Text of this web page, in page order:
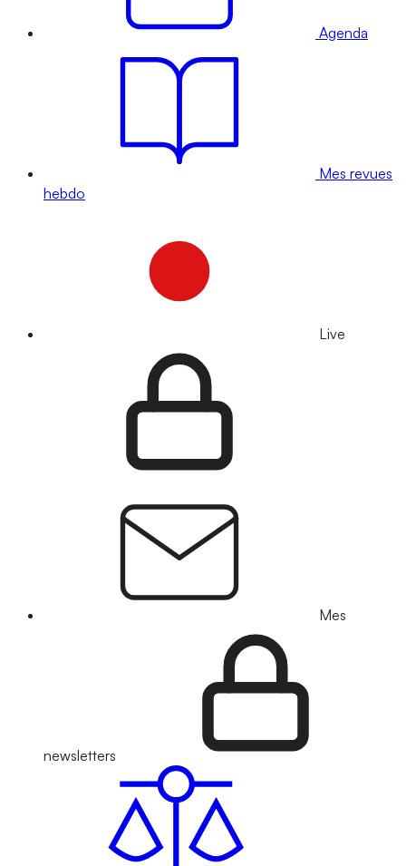
Agenda
Mes revues
hebdo
Live
Mes
newsletters